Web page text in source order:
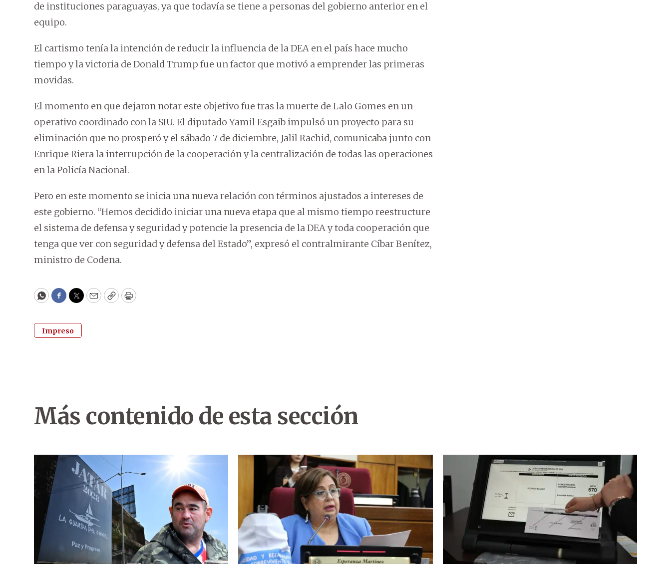
de instituciones paraguayas, ya que todavía se tiene a personas del gobierno anterior en el
equipo.
El cartismo tenía la intención de reducir la influencia de la DEA en el país hace mucho
tiempo y la victoria de Donald Trump fue un factor que motivó a emprender las primeras
movidas.
El momento en que dejaron notar este objetivo fue tras la muerte de Lalo Gomes en un
operativo coordinado con la SIU. El diputado Yamil Esgaib impulsó un proyecto para su
eliminación que no prosperó y el sábado 7 de diciembre, Jalil Rachid, comunicaba junto con
Enrique Riera la interrupción de la cooperación y la centralización de todas las operaciones
en la Policía Nacional.
Pero en este momento se inicia una nueva relación con términos ajustados a intereses de
este gobierno. “Hemos decidido iniciar una nueva etapa que al mismo tiempo reestructure
el sistema de defensa y seguridad y potencie la presencia de la DEA y toda cooperación que
tenga que ver con seguridad y defensa del Estado”, expresó el contralmirante Cíbar Benítez,
ministro de Codena.
WhatsApp
Facebook
Twitter
EmailCopyPrint
Impreso
Más contenido de esta sección